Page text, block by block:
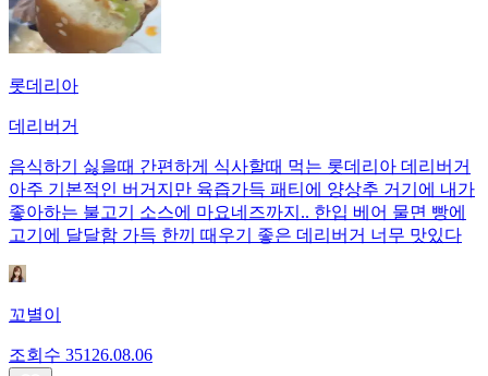
롯데리아
데리버거
음식하기 싫을때 간편하게 식사할때 먹는 롯데리아 데리버거
아주 기본적인 버거지만 육즙가득 패티에 양상추 거기에 내가
좋아하는 불고기 소스에 마요네즈까지.. 한입 베어 물면 빵에
고기에 달달함 가득 한끼 때우기 좋은 데리버거 너무 맛있다
꼬별이
조회수 351 26.08.06